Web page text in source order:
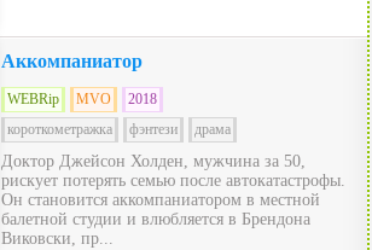
Аккомпаниатор
WEBRip MVO
2018
короткометражка
фэнтези драма
Доктор Джейсон Холден, мужчина за 50,
рискует потерять семью после автокатастрофы.
Он становится аккомпаниатором в местной
балетной студии и влюбляется в Брендона
Виковски, пр...